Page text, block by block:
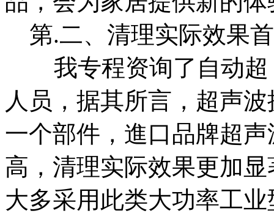
第.二、清理实际效果
我专程资询了自动超
人员，据其所言，超声
一个部件，進口品牌超
高，清理实际效果更加
大多采用此类大功率工